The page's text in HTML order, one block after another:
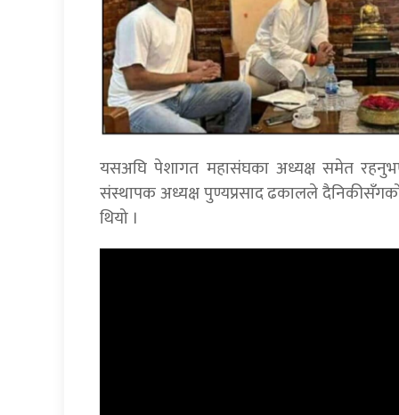
यसअघि पेशागत महासंघका अध्यक्ष समेत
संस्थापक अध्यक्ष पुण्यप्रसाद ढकालले
थियो ।